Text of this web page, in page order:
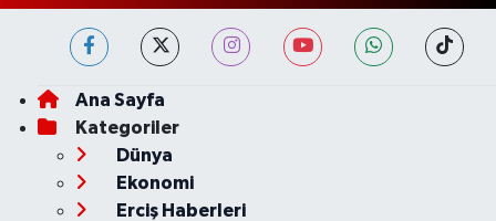
Ana Sayfa
Kategoriler
Dünya
Ekonomi
Erciş Haberleri